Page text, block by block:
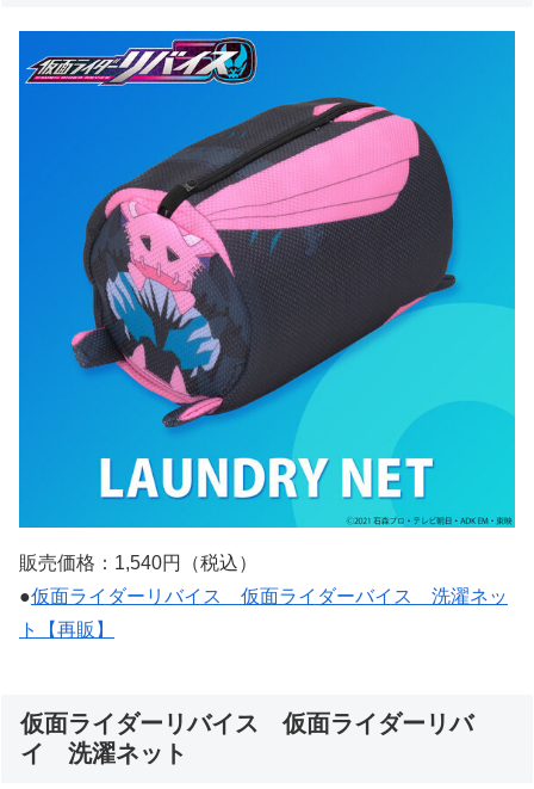
販売価格：1,540円（税込）
●仮面ライダーリバイス 仮面ライダーバイス 洗濯ネッ
ト【再販】
仮面ライダーリバイス 仮面ライダーリバ
イ 洗濯ネット